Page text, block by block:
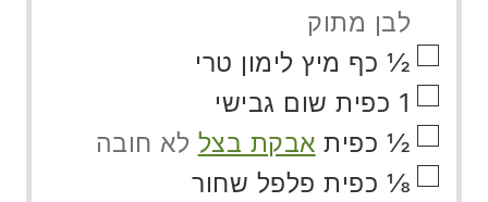
לבן מתוק
▢
½ כף מיץ לימון טרי
▢
1 כפית שום גבישי
▢
½ כפית אבקת בצל לא חובה
▢
⅛ כפית פלפל שחור